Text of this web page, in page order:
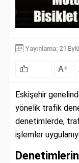
Yayınlama: 21
A+
Eskişehir
yönelik trafik
denetimlerde,
işlemler